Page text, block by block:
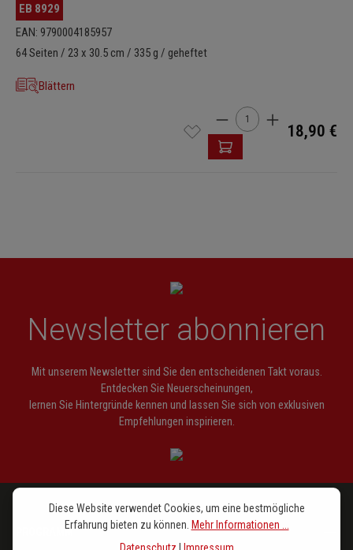
EB 8929
EAN: 9790004185957
64 Seiten / 23 x 30.5 cm / 335 g / geheftet
Blättern
Produkt Anzahl: Gib
18,90 €
Newsletter abonnieren
Mit unserem Newsletter sind Sie den entscheidenen Takt voraus.
Entdecken Sie Neuerscheinungen,
lernen Sie Hintergründe kennen und lassen Sie sich von exklusiven
Empfehlungen inspirieren.
PROGRAMM
Diese Website verwendet Cookies, um eine bestmögliche
Erfahrung bieten zu können. Mehr Informationen ...